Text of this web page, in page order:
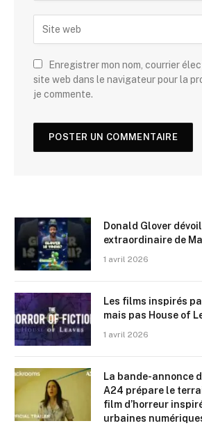
Enregistrer mon nom, courrier
site web dans le navigateur pour la
je commente.
Donald Glover
extraordinaire de
1 avril 2026
Les films inspirés
mais pas House of
1 avril 2026
La bande-annonce
A24 prépare le
film d’horreur
urbaines